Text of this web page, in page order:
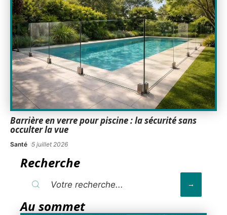
Barrière en verre pour piscine : la sécurité sans
occulter la vue
Santé 5 juillet 2026
Recherche
Au sommet